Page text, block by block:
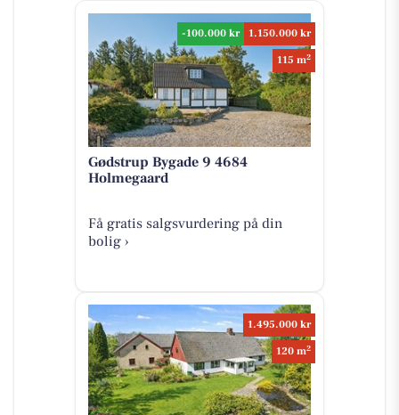
-100.000 kr
1.150.000 kr
115 m2
Gødstrup Bygade 9 4684
Holmegaard
Få gratis salgsvurdering på din
bolig ›
1.495.000 kr
120 m2